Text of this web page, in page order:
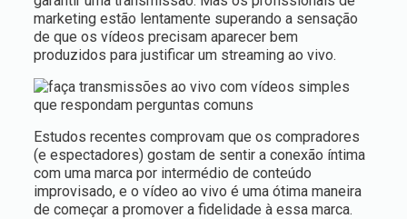
marketing estão lentamente superando a sensação
de que os vídeos precisam aparecer bem
produzidos para justificar um streaming ao vivo.
Estudos recentes comprovam que os compradores
(e espectadores) gostam de sentir a conexão íntima
com uma marca por intermédio de conteúdo
improvisado, e o vídeo ao vivo é uma ótima maneira
de começar a promover a fidelidade à essa marca.